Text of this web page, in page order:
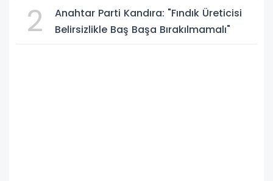
2
Anahtar Parti Kandıra: "Fındık Üreticisi
Belirsizlikle Baş Başa Bırakılmamalı"